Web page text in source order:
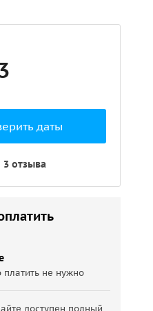
даты
3 отзыва
платить не нужно
доступен полный